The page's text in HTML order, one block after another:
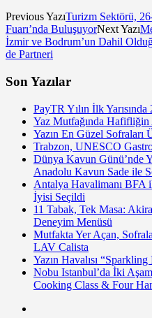
Previous YazıTurizm Sektörü,
Fuarı’nda BuluşuyorNext Yazı
İzmir ve Bodrum’un Dahil
de Partneri
Son Yazılar
PayTR Yılın İlk
Yaz Mutfağında Hafifliğin
Yazın En Güzel
Trabzon, UNESCO
Dünya Kavun Günü’nde
Anadolu Kavun Sade ile
Antalya Havalimanı BFA
İyisi Seçildi
11 Tabak, Tek Masa:
Deneyim Menüsü
Mutfakta Yer Açan,
LAV Calista
Yazın Havalısı
Nobu Istanbul’da İki
Cooking Class & Four